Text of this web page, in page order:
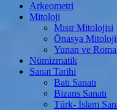
Arkeometri
Mitoloji
Mısır Mitolojisi
Önasya
Yunan ve
Nümizmatik
Sanat Tarihi
Batı Sanatı
Bizans Sanatı
Türk- İslam